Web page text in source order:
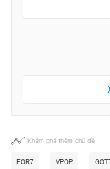
Khám phá thêm chủ đề
FOR7 VPOP